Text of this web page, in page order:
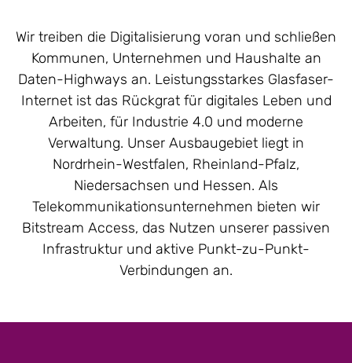
Wir treiben die Digitalisierung voran und schließen
Kommunen, Unternehmen und Haushalte an
Daten-Highways an. Leistungsstarkes Glasfaser-
Internet ist das Rückgrat für digitales Leben und
Arbeiten, für Industrie 4.0 und moderne
Verwaltung. Unser Ausbaugebiet liegt in
Nordrhein-Westfalen, Rheinland-Pfalz,
Niedersachsen und Hessen. Als
Telekommunikations­unternehmen bieten wir
Bitstream Access, das Nutzen unserer passiven
Infrastruktur und aktive Punkt-zu-Punkt-
Verbindungen an.